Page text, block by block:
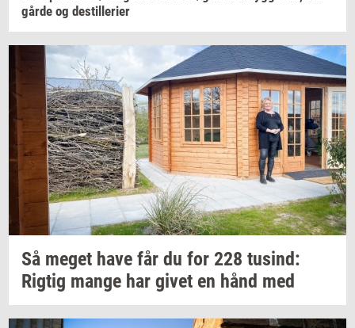
går­de og destil­le­ri­er
Så meget have får du for 228 tu­sind:
Rig­tig mange har givet en hånd med